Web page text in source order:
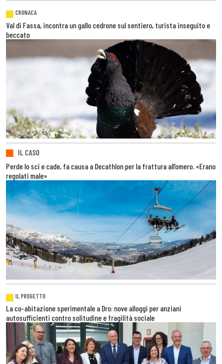
CRONACA
Val di Fassa, incontra un gallo cedrone sul sentiero, turista inseguito e
beccato
IL CASO
Perde lo sci e cade, fa causa a Decathlon per la frattura all’omero. «Erano
regolati male»
IL PROGETTO
La co-abitazione sperimentale a Dro: nove alloggi per anziani
autosufficienti contro solitudine e fragilità sociale